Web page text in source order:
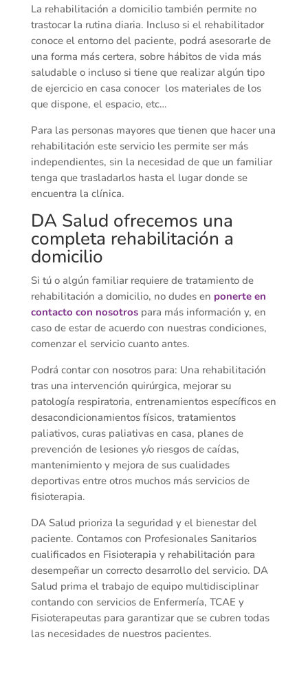
La rehabilitación a domicilio también permite no
trastocar la rutina diaria. Incluso si el rehabilitador
conoce el entorno del paciente, podrá asesorarle de
una forma más certera, sobre hábitos de vida más
saludable o incluso si tiene que realizar algún tipo
de ejercicio en casa conocer los materiales de los
que dispone, el espacio, etc…
Para las personas mayores que tienen que hacer una
rehabilitación este servicio les permite ser más
independientes, sin la necesidad de que un familiar
tenga que trasladarlos hasta el lugar donde se
encuentra la clínica.
DA Salud ofrecemos una
completa rehabilitación a
domicilio
Si tú o algún familiar requiere de tratamiento de
rehabilitación a domicilio, no dudes en ponerte en
contacto con nosotrospara más información y, en
caso de estar de acuerdo con nuestras condiciones,
comenzar el servicio cuanto antes.
Podrá contar con nosotros para: Una rehabilitación
tras una intervención quirúrgica, mejorar su
patología respiratoria, entrenamientos específicos en
desacondicionamientos físicos, tratamientos
paliativos, curas paliativas en casa, planes de
prevención de lesiones y/o riesgos de caídas,
mantenimiento y mejora de sus cualidades
deportivas entre otros muchos más servicios de
fisioterapia.
DA Salud prioriza la seguridad y el bienestar del
paciente. Contamos con Profesionales Sanitarios
cualificados en Fisioterapia y rehabilitación para
desempeñar un correcto desarrollo del servicio. DA
Salud prima el trabajo de equipo multidisciplinar
contando con servicios de Enfermería, TCAE y
Fisioterapeutas para garantizar que se cubren todas
las necesidades de nuestros pacientes.